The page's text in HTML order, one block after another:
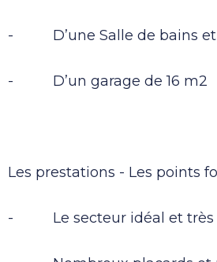
- D’une Salle de bains et
- D’un garage de 16 m2
Les prestations - Les points
- Le secteur idéal et très